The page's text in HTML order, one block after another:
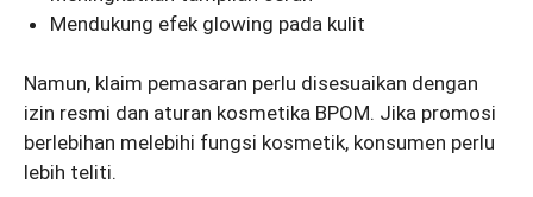
Mendukung efek glowing pada kulit
Namun, klaim pemasaran perlu disesuaikan dengan
izin resmi dan aturan kosmetika BPOM. Jika promosi
berlebihan melebihi fungsi kosmetik, konsumen perlu
lebih teliti.